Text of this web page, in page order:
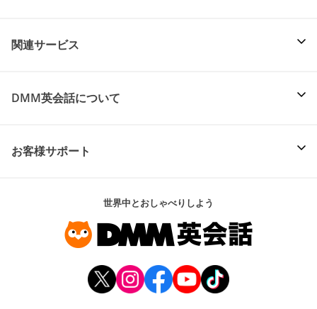
関連サービス
DMM英会話について
お客様サポート
世界中とおしゃべりしよう